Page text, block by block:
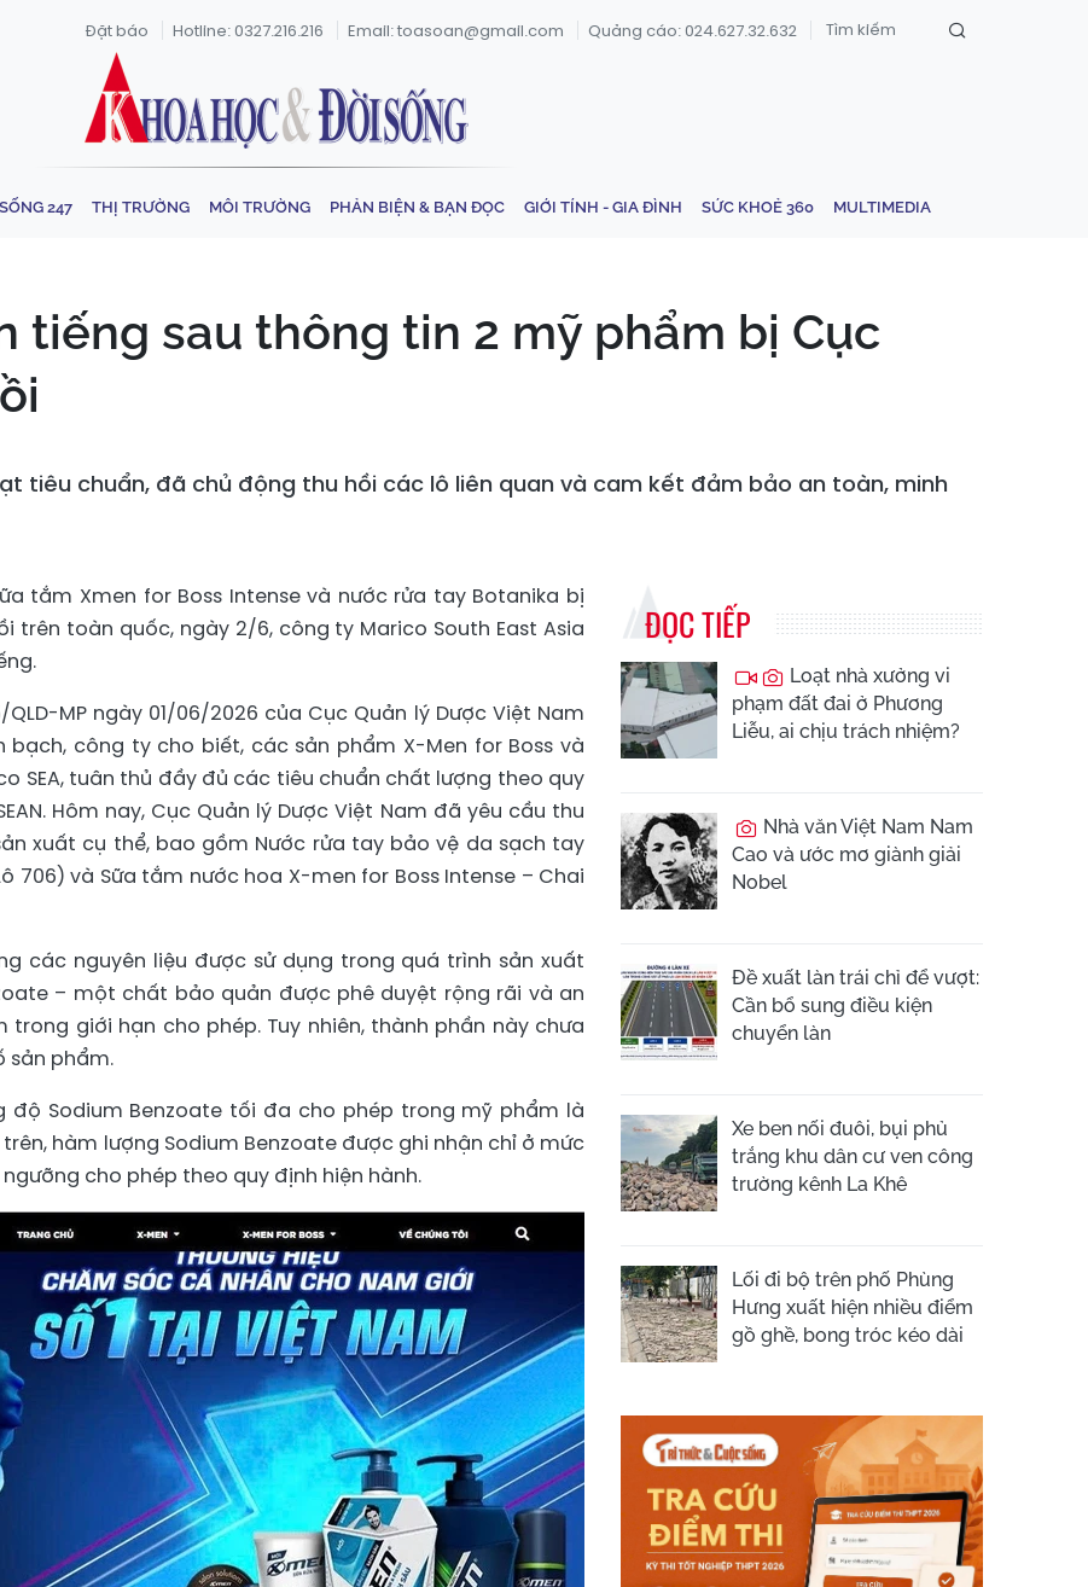
Đặt báo Hotline: 0327.216.216 Email: toasoan@gmail.com Quảng cáo: 024.627.32.632
247 THỊ TRƯỜNG MÔI TRƯỜNG PHẢN BIỆN & BẠN ĐỌC GIỚI TÍNH - GIA ĐÌNH SỨC KHOẺ 360 MULTIMEDIA
tiếng sau thông tin 2 mỹ phẩm bị Cục
tiêu chuẩn, đã chủ động thu hồi các lô liên quan và cam kết đảm bảo an toàn, minh
tắm Xmen for Boss Intense và nước rửa tay Botanika bị
trên toàn quốc, ngày 2/6, công ty Marico South East Asia
MP ngày 01/06/2026 của Cục Quản lý Dược Việt Nam
bạch, công ty cho biết, các sản phẩm X-Men for Boss và
SEA, tuân thủ đầy đủ các tiêu chuẩn chất lượng theo quy
Hôm nay, Cục Quản lý Dược Việt Nam đã yêu cầu thu
xuất cụ thể, bao gồm Nước rửa tay bảo vệ da sạch tay
706) và Sữa tắm nước hoa X-men for Boss Intense – Chai
các nguyên liệu được sử dụng trong quá trình sản xuất
– một chất bảo quản được phê duyệt rộng rãi và an
giới hạn cho phép. Tuy nhiên, thành phần này chưa
sản phẩm.
độ Sodium Benzoate tối đa cho phép trong mỹ phẩm là
hàm lượng Sodium Benzoate được ghi nhận chỉ ở mức
cho phép theo quy định hiện hành.
ĐỌC TIẾP
Loạt nhà xưởng vi
phạm đất đai ở Phương
Liễu, ai chịu trách nhiệm?
Nhà văn Việt Nam Nam
Cao và ước mơ giành giải
Nobel
Đề xuất làn trái chỉ để vượt:
Cần bổ sung điều kiện
chuyển làn
Xe ben nối đuôi, bụi phủ
trắng khu dân cư ven công
trường kênh La Khê
Lối đi bộ trên phố Phùng
Hưng xuất hiện nhiều điểm
gồ ghề, bong tróc kéo dài